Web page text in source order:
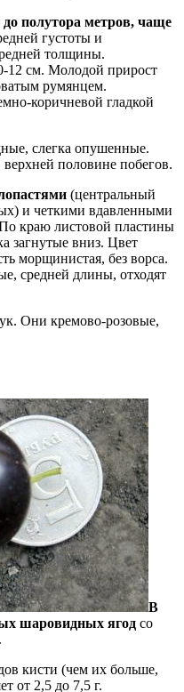
полутора метров, чаще
густоты и
толщины.
12 см. Молодой прирост
румянцем.
коричневой гладкой
слегка опушенные.
верхней половине побегов.
(центральный
и четкими вдавленными
краю листовой пластины
загнутые вниз. Цвет
морщинистая, без ворса.
средней длины, отходят
Они кремово-розовые,
В
шаровидных ягод со
кисти (чем их больше,
от 2,5 до 7,5 г.